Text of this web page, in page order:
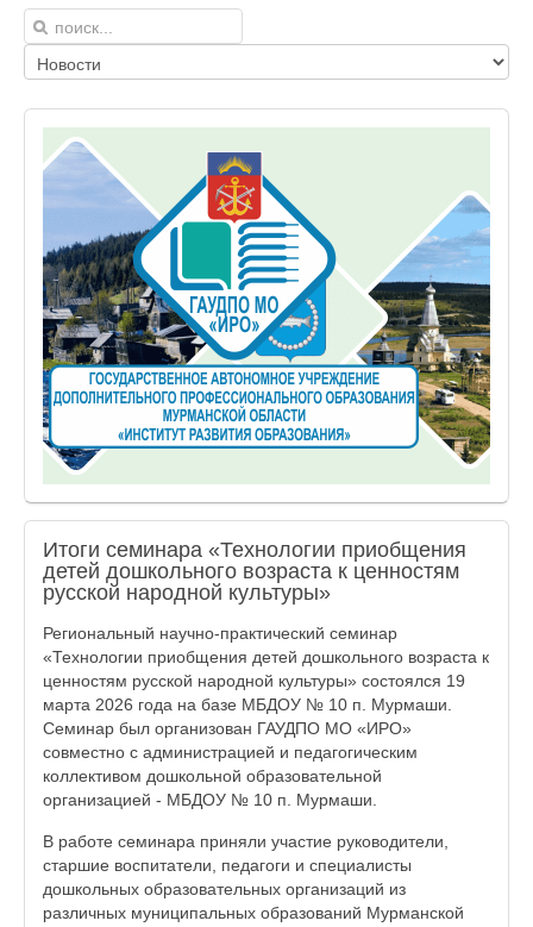
Итоги семинара «Технологии приобщения
детей дошкольного возраста к ценностям
русской народной культуры»
Региональный научно-практический семинар
«Технологии приобщения детей дошкольного возраста к
ценностям русской народной культуры» состоялся 19
марта 2026 года на базе МБДОУ № 10 п. Мурмаши.
Семинар был организован ГАУДПО МО «ИРО»
совместно с администрацией и педагогическим
коллективом дошкольной образовательной
организацией - МБДОУ № 10 п. Мурмаши.
В работе семинара приняли участие руководители,
старшие воспитатели, педагоги и специалисты
дошкольных образовательных организаций из
различных муниципальных образований Мурманской